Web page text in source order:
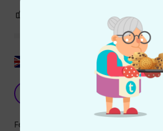
Original zeigen
Anonym 11.03.2017
Features